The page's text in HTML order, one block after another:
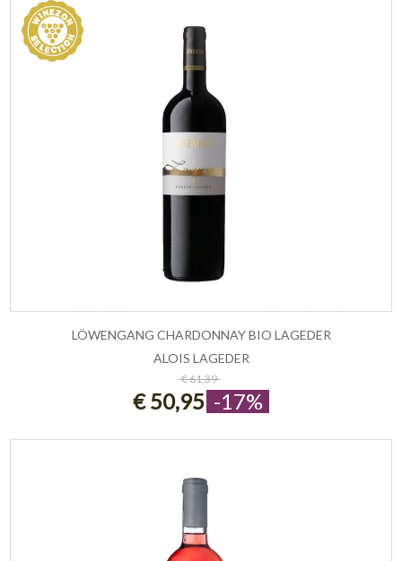
ESAURITO
LÖWENGANG CHARDONNAY BIO LAGEDER
ALOIS LAGEDER
€ 61,39
€ 50,95 -17%